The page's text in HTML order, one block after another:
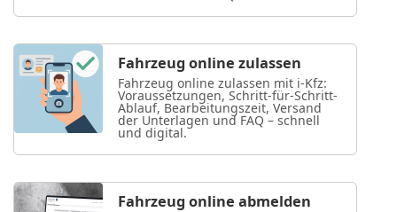
Fahrzeug online zulassen
Fahrzeug online zulassen mit i-Kfz:
Voraussetzungen, Schritt-für-Schritt-
Ablauf, Bearbeitungszeit, Versand
der Unterlagen und FAQ – schnell
und digital.
Fahrzeug online abmelden